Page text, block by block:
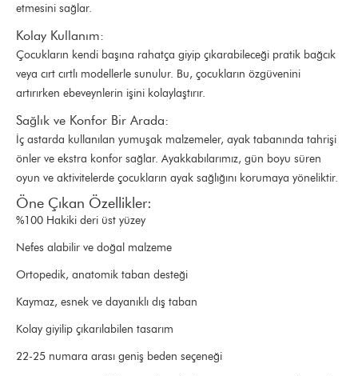
etmesini sağlar.
Kolay Kullanım:
Çocukların kendi başına rahatça giyip çıkarabileceği pratik bağcık
veya cırt cırtlı modellerle sunulur. Bu, çocukların özgüvenini
artırırken ebeveynlerin işini kolaylaştırır.
Sağlık ve Konfor Bir Arada:
İç astarda kullanılan yumuşak malzemeler, ayak tabanında tahrişi
önler ve ekstra konfor sağlar. Ayakkabılarımız, gün boyu süren
oyun ve aktivitelerde çocukların ayak sağlığını korumaya yöneliktir.
Öne Çıkan Özellikler:
%100 Hakiki deri üst yüzey
Nefes alabilir ve doğal malzeme
Ortopedik, anatomik taban desteği
Kaymaz, esnek ve dayanıklı dış taban
Kolay giyilip çıkarılabilen tasarım
22-25 numara arası geniş beden seçeneği